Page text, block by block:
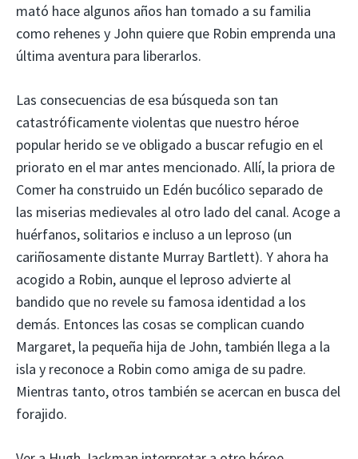
mató hace algunos años han tomado a su familia
como rehenes y John quiere que Robin emprenda una
última aventura para liberarlos.
Las consecuencias de esa búsqueda son tan
catastróficamente violentas que nuestro héroe
popular herido se ve obligado a buscar refugio en el
priorato en el mar antes mencionado. Allí, la priora de
Comer ha construido un Edén bucólico separado de
las miserias medievales al otro lado del canal. Acoge a
huérfanos, solitarios e incluso a un leproso (un
cariñosamente distante Murray Bartlett). Y ahora ha
acogido a Robin, aunque el leproso advierte al
bandido que no revele su famosa identidad a los
demás. Entonces las cosas se complican cuando
Margaret, la pequeña hija de John, también llega a la
isla y reconoce a Robin como amiga de su padre.
Mientras tanto, otros también se acercan en busca del
forajido.